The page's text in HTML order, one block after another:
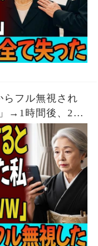
らフル無視され
→1時間後、2人